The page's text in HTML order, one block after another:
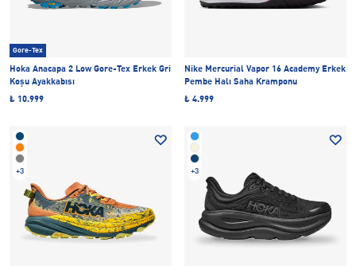
Gore-Tex
Hoka Anacapa 2 Low Gore-Tex Erkek Gri
Koşu Ayakkabısı
₺ 10.999
Nike Mercurial Vapor 16 Academy Erkek
Pembe Halı Saha Kramponu
₺ 4.999
+3 +3